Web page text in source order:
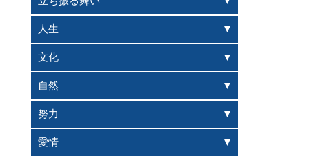
人生
文化
自然
努力
愛情